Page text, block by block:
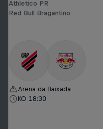
Athletico PR
Red Bull Bragantino
Arena da Baixada
KO 18:30